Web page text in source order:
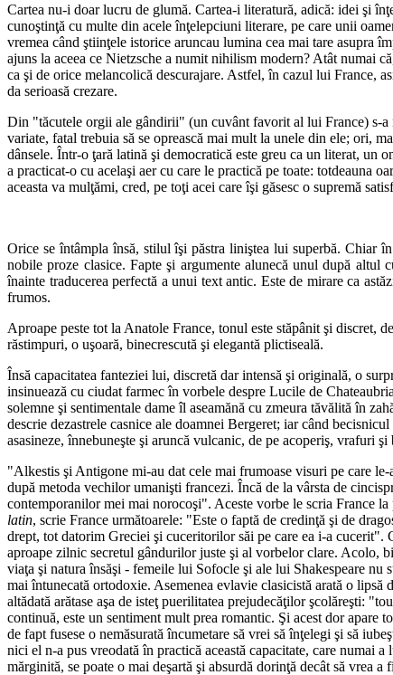
Cartea nu-i doar lucru de glumă. Cartea-i literatură, adică: idei şi
cunoştinţă cu multe din acele înţelepciuni literare, pe care unii
vremea când ştiinţele istorice aruncau lumina cea mai tare asupra
ajuns la aceea ce Nietzsche a numit nihilism modern? Atât numai
ca şi de orice melancolică descurajare. Astfel, în cazul lui France,
da serioasă crezare.
Din "tăcutele orgii ale gândirii" (un cuvânt favorit al lui France) s-a
variate, fatal trebuia să se oprească mai mult la unele din ele; ori,
dânsele. Într-o ţară latină şi democratică este greu ca un literat, un
a practicat-o cu acelaşi aer cu care le practică pe toate: totdeauna
aceasta va mulţămi, cred, pe toţi acei care îşi găsesc o supremă
Orice se întâmpla însă, stilul îşi păstra liniştea lui superbă. Chiar
nobile proze clasice. Fapte şi argumente alunecă unul după
înainte traducerea perfectă a unui text antic. Este de mirare ca
frumos.
Aproape peste tot la Anatole France, tonul este stăpânit şi discret,
răstimpuri, o uşoară, binecrescută şi elegantă plictiseală.
Însă capacitatea fanteziei lui, discretă dar intensă şi originală, o
insinuează cu ciudat farmec în vorbele despre Lucile de
solemne şi sentimentale dame îl aseamănă cu zmeura tăvălită în
descrie dezastrele casnice ale doamnei Bergeret; iar când
asasineze, înnebuneşte şi aruncă vulcanic, de pe acoperiş, vrafuri
"Alkestis şi Antigone mi-au dat cele mai frumoase visuri pe care
după metoda vechilor umanişti francezi. Încă de la vârsta de
contemporanilor mei mai norocoşi". Aceste vorbe le scria France
latin, scrie France următoarele: "Este o faptă de credinţă şi de
drept, tot datorim Greciei şi cuceritorilor săi pe care ea i-a cucerit".
aproape zilnic secretul gândurilor juste şi al vorbelor clare. Acolo,
viaţa şi natura însăşi - femeile lui Sofocle şi ale lui Shakespeare
mai întunecată ortodoxie. Asemenea evlavie clasicistă arată o lipsă
altădată arătase aşa de isteţ puerilitatea prejudecăţilor şcolăreşti:
continuă, este un sentiment mult prea romantic. Şi acest dor apare
de fapt fusese o nemăsurată încumetare să vrei să înţelegi şi să
nici el n-a pus vreodată în practică această capacitate, care numai
mărginită, se poate o mai deşartă şi absurdă dorinţă decât să vrea